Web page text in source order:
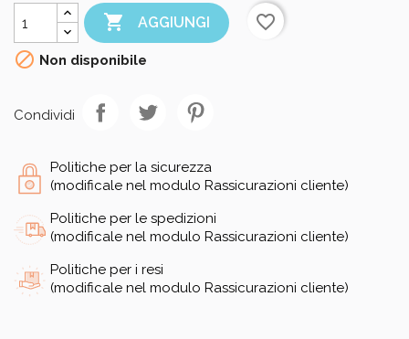
 AGGIUNGI
favorite_border
 Non disponibile
Condividi
Politiche per la sicurezza
(modificale nel modulo Rassicurazioni cliente)
Politiche per le spedizioni
(modificale nel modulo Rassicurazioni cliente)
Politiche per i resi
(modificale nel modulo Rassicurazioni cliente)